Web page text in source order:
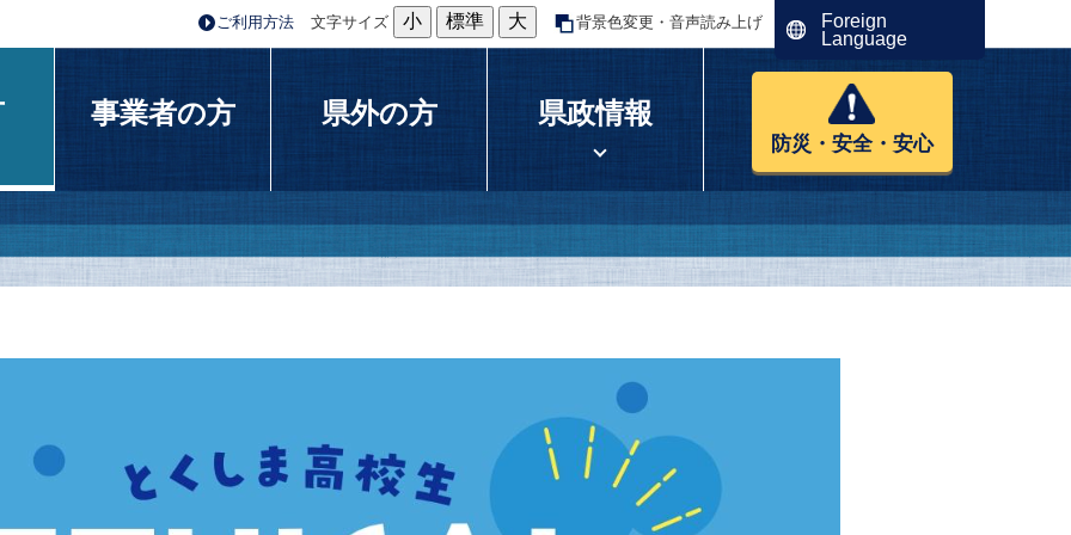
ご利用方法 文字サイズ 小 標準 大 背景色変更・音声読み上げ
Foreign
Language
事業者の方 県外の方 県政情報
防災・安全・安心